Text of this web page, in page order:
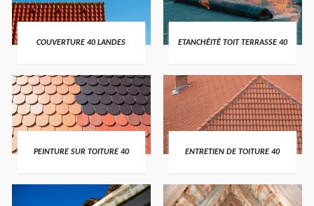
COUVERTURE 40 LANDES ETANCHÉITÉ TOIT TERRASSE 40
PEINTURE SUR TOITURE 40 ENTRETIEN DE TOITURE 40